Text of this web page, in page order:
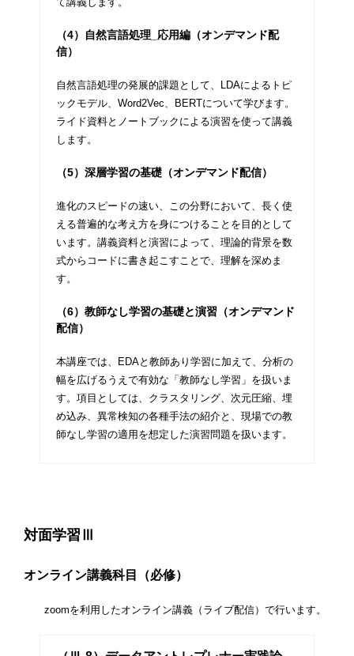
（4）自然言語処理_応用編（オンデマンド配
信）
自然言語処理の発展的課題として、LDAによるトピ
ックモデル、Word2Vec、BERTについて学びます。
ライド資料とノートブックによる演習を使って講義
します。
（5）深層学習の基礎（オンデマンド配信）
進化のスピードの速い、この分野において、長く使
える普遍的な考え方を身につけることを目的として
います。講義資料と演習によって、理論的背景を数
式からコードに書き起こすことで、理解を深めま
す。
（6）教師なし学習の基礎と演習（オンデマンド
配信）
本講座では、EDAと教師あり学習に加えて、分析の
幅を広げるうえで有効な「教師なし学習」を扱いま
す。項目としては、クラスタリング、次元圧縮、埋
め込み、異常検知の各種手法の紹介と、現場での教
師なし学習の適用を想定した演習問題を扱います。
対面学習Ⅲ
オンライン講義科目（必修）
zoomを利用したオンライン講義（ライブ配信）で行います。